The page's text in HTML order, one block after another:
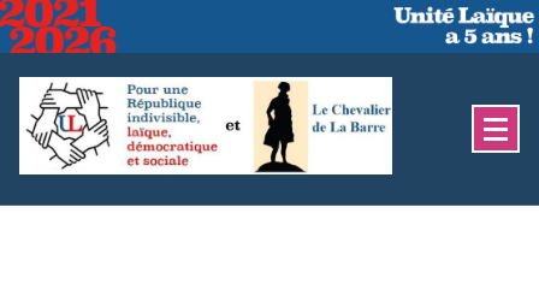
Aller
au
contenu